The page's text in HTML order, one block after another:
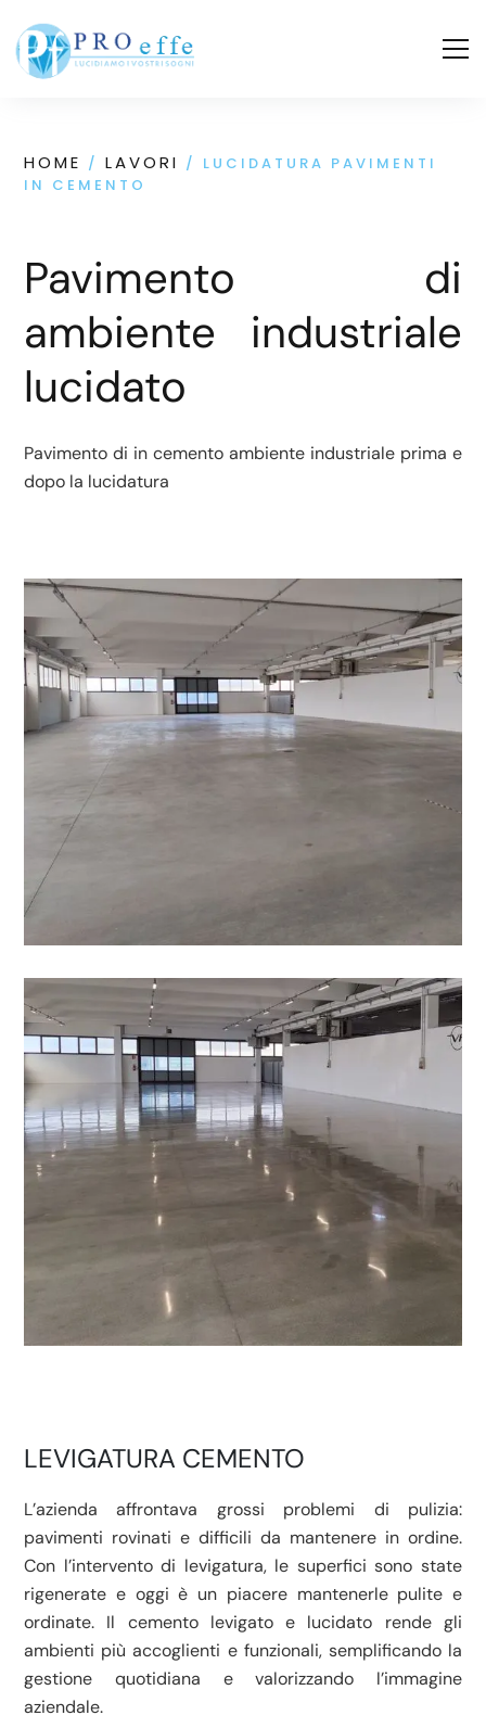
HOME / LAVORI / LUCIDATURA PAVIMENTI
IN CEMENTO
Pavimento di
ambiente industriale
lucidato
Pavimento di in cemento ambiente industriale prima e
dopo la lucidatura
LEVIGATURA CEMENTO
L’azienda affrontava grossi problemi di pulizia:
pavimenti rovinati e difficili da mantenere in ordine.
Con l’intervento di levigatura, le superfici sono state
rigenerate e oggi è un piacere mantenerle pulite e
ordinate. Il cemento levigato e lucidato rende gli
ambienti più accoglienti e funzionali, semplificando la
gestione quotidiana e valorizzando l’immagine
aziendale.